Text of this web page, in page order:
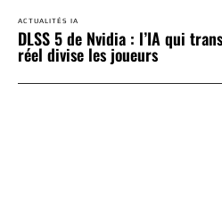
ACTUALITÉS IA
DLSS 5 de Nvidia : l’IA qui
réel divise les joueurs